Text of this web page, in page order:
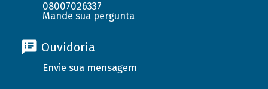
08007026337
Mande sua pergunta
Ouvidoria
Envie sua mensagem